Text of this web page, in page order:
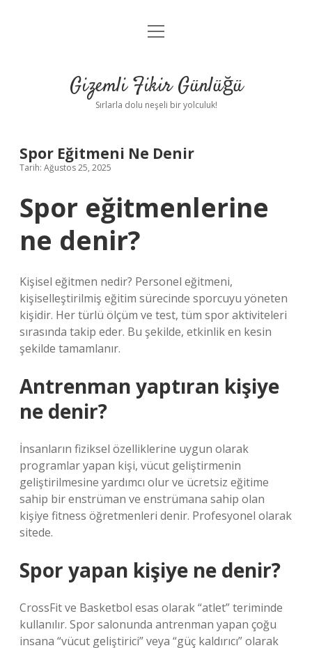
Anasayfa
Yasal Uyarı
menüyü
Gizemli Fikir Günlüğü
Sırlarla dolu neşeli bir yolculuk!
Spor Eğitmeni Ne Denir
Tarih: Ağustos 25, 2025
Spor eğitmenlerine
ne denir?
Kişisel eğitmen nedir? Personel eğitmeni,
kişiselleştirilmiş eğitim sürecinde sporcuyu yöneten
kişidir. Her türlü ölçüm ve test, tüm spor aktiviteleri
sırasında takip eder. Bu şekilde, etkinlik en kesin
şekilde tamamlanır.
Antrenman yaptıran kişiye
ne denir?
İnsanların fiziksel özelliklerine uygun olarak
programlar yapan kişi, vücut geliştirmenin
geliştirilmesine yardımcı olur ve ücretsiz eğitime
sahip bir enstrüman ve enstrümana sahip olan
kişiye fitness öğretmenleri denir. Profesyonel olarak
sitede.
Spor yapan kişiye ne denir?
CrossFit ve Basketbol esas olarak “atlet” teriminde
kullanılır. Spor salonunda antrenman yapan çoğu
insana “vücut geliştirici” veya “güç kaldırıcı” olarak